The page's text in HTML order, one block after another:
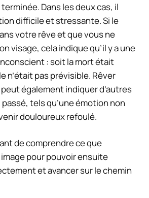
Dans les deux cas, il
difficile et stressante. Si le
votre rêve et que vous ne
visage, cela indique qu’il y a une
: soit la mort était
n’était pas prévisible. Rêver
également indiquer d’autres
tels qu’une émotion non
douloureux refoulé.
de comprendre ce que
pour pouvoir ensuite
et avancer sur le chemin